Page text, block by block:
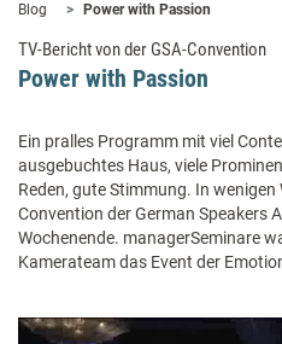
Blog Power with Passion
TV-Bericht von der GSA-Convention
Power with Passion
Ein pralles Programm mit viel
ausgebuchtes Haus, viele
Reden, gute Stimmung. In
Convention der German Speakers
Wochenende. managerSeminare
Kamerateam das Event der